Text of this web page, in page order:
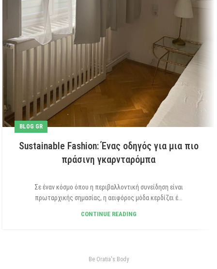
BLOG GR
Sustainable Fashion: Ένας οδηγός για μια πιο
πράσινη γκαρνταρόμπα
Σε έναν κόσμο όπου η περιβαλλοντική συνείδηση είναι
πρωταρχικής σημασίας, η αειφόρος μόδα κερδίζει έ...
CONTINUE READING
Be Oratia's Body